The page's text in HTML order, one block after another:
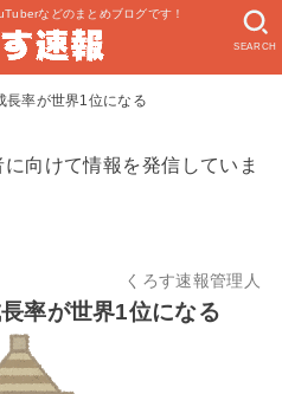
などのまとめブログです！
SEARCH
長率が世界1位になる
向けて情報を発信していま
くろす速報管理人
率が世界1位になる